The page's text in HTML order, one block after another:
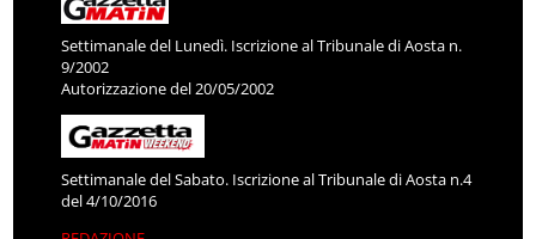
Settimanale del Lunedì. Iscrizione al Tribunale di Aosta n.
9/2002
Autorizzazione del 20/05/2002
Settimanale del Sabato. Iscrizione al Tribunale di Aosta n.4
del 4/10/2016